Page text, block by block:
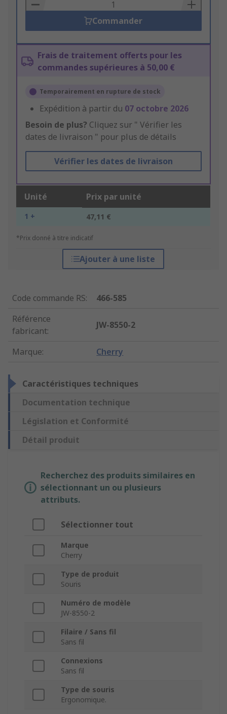
Basket
Commander
Frais de traitement offerts pour les
commandes supérieures à 50,00 €
Temporairement en rupture de stock
Expédition à partir du 07 octobre 2026
Besoin de plus? Cliquez sur " Vérifier les
dates de livraison " pour plus de détails
Vérifier les dates de livraison
Unité Prix par unité
1 + 47,11 €
*Prix donné à titre indicatif
Ajouter à une liste
Code commande RS:
466-585
Référence
fabricant:
JW-8550-2
Marque: Cherry
Caractéristiques techniques
Documentation technique
Législation et Conformité
Détail produit
Recherchez des produits similaires en
sélectionnant un ou plusieurs
attributs.
Sélectionner tout
Marque
Cherry
Type de produit
Souris
Numéro de modèle
JW-8550-2
Filaire / Sans fil
Sans fil
Connexions
Sans fil
Type de souris
Ergonomique.